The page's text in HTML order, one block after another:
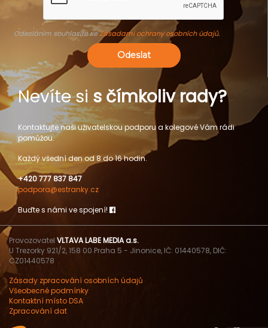
Odesláním souhlasíte seZásadami ochrany osobních údajů.
Odeslat
Nevíte si s čímkoliv rady?
Kontaktujte naši uživatelskou podporu a kolegové Vám rádi
pomůžou.
Každý všední den od 8 do 16 hodin.
+420 777 837 847
podpora@estranky.cz
Buďte s námi ve spojení!
Provozovatel VLTAVA LABE MEDIA a.s.
U Trezorky 921/2, 158 00 Praha 5 - Jinonice, IČ: 01440578, DIČ:
CZ01440578
Zásady zpracování osobních údajů
Všeobecné podmínky
Kontaktní místo DSA
Zpracování dat